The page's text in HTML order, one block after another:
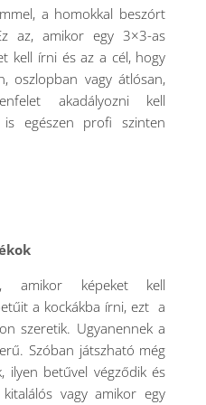
a homokkal beszórt
az, amikor egy 3×3-as
kell írni és az a cél, hogy
oszlopban vagy átlósan,
akadályozni kell
egészen profi szinten
amikor képeket kell
a kockákba írni, ezt a
szeretik. Ugyanennek a
Szóban játszható még
ilyen betűvel végződik és
vagy amikor egy